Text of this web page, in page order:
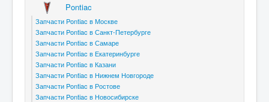
Pontiac
Запчасти Pontiac в Москве
Запчасти Pontiac в Санкт-Петербурге
Запчасти Pontiac в Самаре
Запчасти Pontiac в Екатеринбурге
Запчасти Pontiac в Казани
Запчасти Pontiac в Нижнем Новгороде
Запчасти Pontiac в Ростове
Запчасти Pontiac в Новосибирске